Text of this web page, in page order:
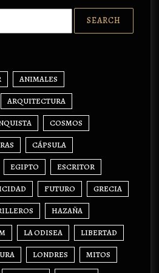
ANIMALES
ARQUITECTURA
COSMOS
CÁPSULA
EGIPTO ESCRITOR
FUTURO GRECIA
HAZAÑA
LA ODISEA LIBERTAD
LONDRES MITOS